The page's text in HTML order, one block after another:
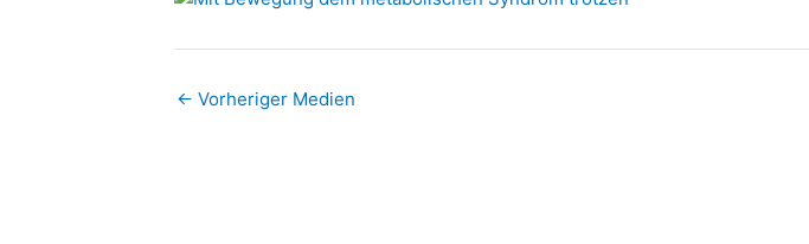
← Vorheriger Medien